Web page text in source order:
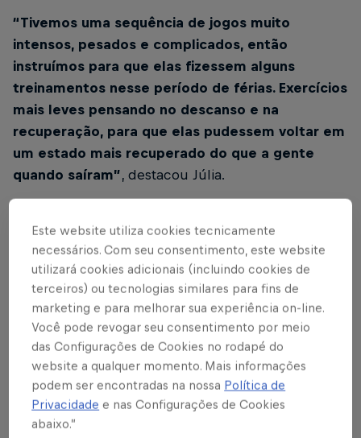
“Tivemos uma sequência de jogos muito
intensos, pesados e complicados, então
instruímos para que elas fizessem alguns
treinamentos nesse período de férias. Exercícios
mais leves pensando no descanso e na
recuperação, para que elas pudessem voltar em
um estado mais recuperado do que a gente
quando saíram”, destacou Júlia.
voltado aofortalecimento e aresistência
de treinos na academia e corridas. Após o retorno,
as jogadoras passaram por avaliações com o intuito
de entender se aconteceram perdas no rendimento
físico durante esse período.
Em relação a evolução da preparação das atletas
para o primeiro compromisso após o recesso, que
Este website utiliza cookies tecnicamente
necessários. Com seu consentimento, este website
utilizará cookies adicionais (incluindo cookies de
terceiros) ou tecnologias similares para fins de
marketing e para melhorar sua experiência on-line.
Você pode revogar seu consentimento por meio
das Configurações de Cookies no rodapé do
website a qualquer momento. Mais informações
podem ser encontradas na nossa Política de
Privacidade e nas Configurações de Cookies
abaixo.”